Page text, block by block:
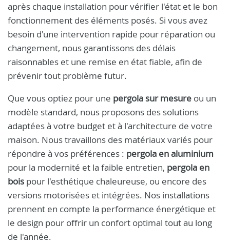
après chaque installation pour vérifier l'état et le bon
fonctionnement des éléments posés. Si vous avez
besoin d'une intervention rapide pour réparation ou
changement, nous garantissons des délais
raisonnables et une remise en état fiable, afin de
prévenir tout problème futur.
Que vous optiez pour une pergola sur mesure ou un
modèle standard, nous proposons des solutions
adaptées à votre budget et à l'architecture de votre
maison. Nous travaillons des matériaux variés pour
répondre à vos préférences : pergola en aluminium
pour la modernité et la faible entretien, pergola en
bois pour l'esthétique chaleureuse, ou encore des
versions motorisées et intégrées. Nos installations
prennent en compte la performance énergétique et
le design pour offrir un confort optimal tout au long
de l'année.